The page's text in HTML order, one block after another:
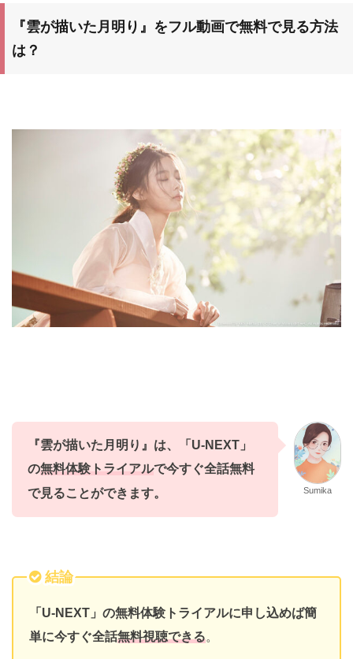
『雲が描いた月明り』 をフル動画で無料で見る方法
は？
『雲が描いた月明り』 は、
「U-NEXT」
の無料体験トライアルで今すぐ全話無料
で見ることができます。 Sumika
結論
「U-NEXT」の無料体験トライアルに申し込めば簡
単に今すぐ全話無料視聴できる。